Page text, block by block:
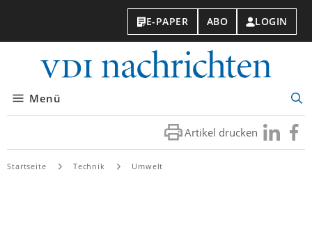
E-PAPER ABO LOGIN
Menü
Artikel drucken Besuchen
Sie
Sie
Startseite Technik Umwelt